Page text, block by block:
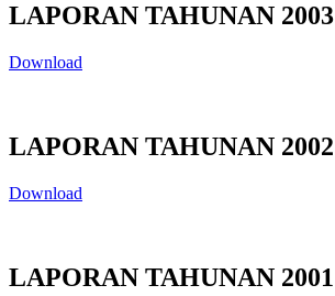
LAPORAN TAHUNAN 2003
Download
LAPORAN TAHUNAN 2002
Download
LAPORAN TAHUNAN 2001